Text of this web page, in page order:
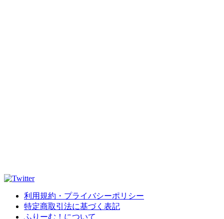
利用規約・プライバシーポリシー
特定商取引法に基づく表記
ふりーむ！について